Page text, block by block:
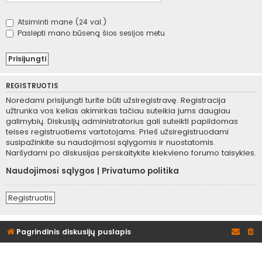
Atsiminti mane (24 val.)
Paslėpti mano būseną šios sesijos metu
REGISTRUOTIS
Norėdami prisijungti turite būti užsiregistravę. Registracija
užtrunka vos kelias akimirkas tačiau suteikia jums daugiau
galimybių. Diskusijų administratorius gali suteikti papildomas
teises registruotiems vartotojams. Prieš užsiregistruodami
susipažinkite su naudojimosi sąlygomis ir nuostatomis.
Naršydami po diskusijas perskaitykite kiekvieno forumo taisykles.
Naudojimosi sąlygos
Privatumo politika
Registruotis
Pagrindinis diskusijų puslapis